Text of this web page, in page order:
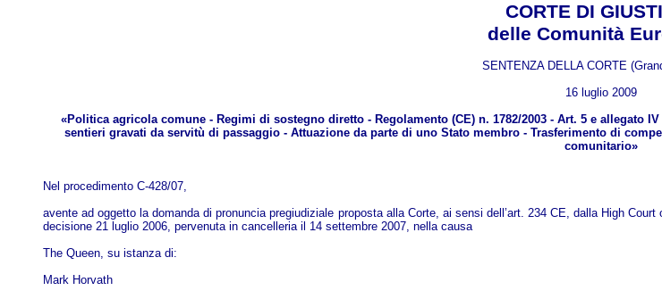
CORTE DI
delle Comunità
SENTENZA DELLA CORTE
16 luglio 2009
«Politica agricola comune - Regimi di sostegno diretto - Regolamento (CE) n. 1782/2003 - Art. 5 e
sentieri gravati da servitù di passaggio - Attuazione da parte di uno Stato membro - Trasferimento di
comunitario»
Nel procedimento C-428/07,
avente ad oggetto la domanda di pronuncia pregiudiziale proposta alla Corte, ai sensi dell’art. 234 CE, dalla High
decisione 21 luglio 2006, pervenuta in cancelleria il 14 settembre 2007, nella causa
The Queen, su istanza di:
Mark Horvath